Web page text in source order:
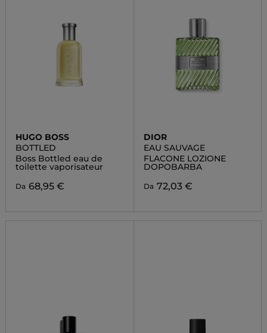
HUGO BOSS
BOTTLED
Boss Bottled eau de
toilette vaporisateur
Da 68,95 €
DIOR
EAU SAUVAGE
FLACONE LOZIONE
DOPOBARBA
Da 72,03 €